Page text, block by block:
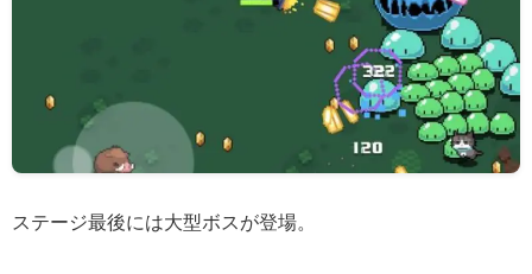
ステージ最後には大型ボスが登場。